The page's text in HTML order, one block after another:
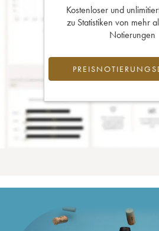
Kostenloser und
zu Statistiken von mehr
Notierungen